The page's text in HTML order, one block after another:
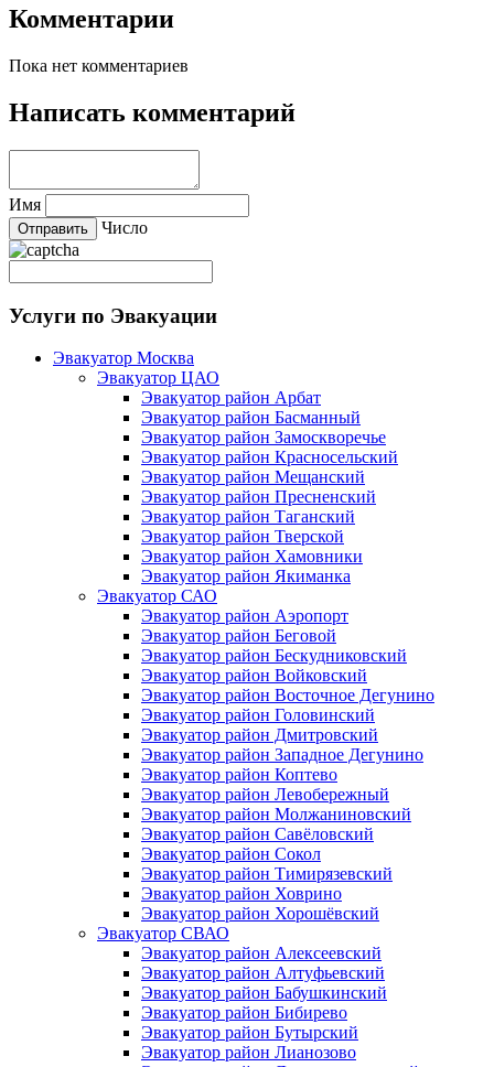
Комментарии
Пока нет комментариев
Написать комментарий
Имя
Число
Услуги по Эвакуации
Эвакуатор Москва
Эвакуатор ЦАО
Эвакуатор район Арбат
Эвакуатор район Басманный
Эвакуатор район Замоскворечье
Эвакуатор район Красносельский
Эвакуатор район Мещанский
Эвакуатор район Пресненский
Эвакуатор район Таганский
Эвакуатор район Тверской
Эвакуатор район Хамовники
Эвакуатор район Якиманка
Эвакуатор САО
Эвакуатор район Аэропорт
Эвакуатор район Беговой
Эвакуатор район Бескудниковский
Эвакуатор район Войковский
Эвакуатор район Восточное Дегунино
Эвакуатор район Головинский
Эвакуатор район Дмитровский
Эвакуатор район Западное Дегунино
Эвакуатор район Коптево
Эвакуатор район Левобережный
Эвакуатор район Молжаниновский
Эвакуатор район Савёловский
Эвакуатор район Сокол
Эвакуатор район Тимирязевский
Эвакуатор район Ховрино
Эвакуатор район Хорошёвский
Эвакуатор СВАО
Эвакуатор район Алексеевский
Эвакуатор район Алтуфьевский
Эвакуатор район Бабушкинский
Эвакуатор район Бибирево
Эвакуатор район Бутырский
Эвакуатор район Лианозово